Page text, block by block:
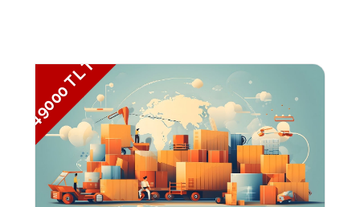
249000 TL TL